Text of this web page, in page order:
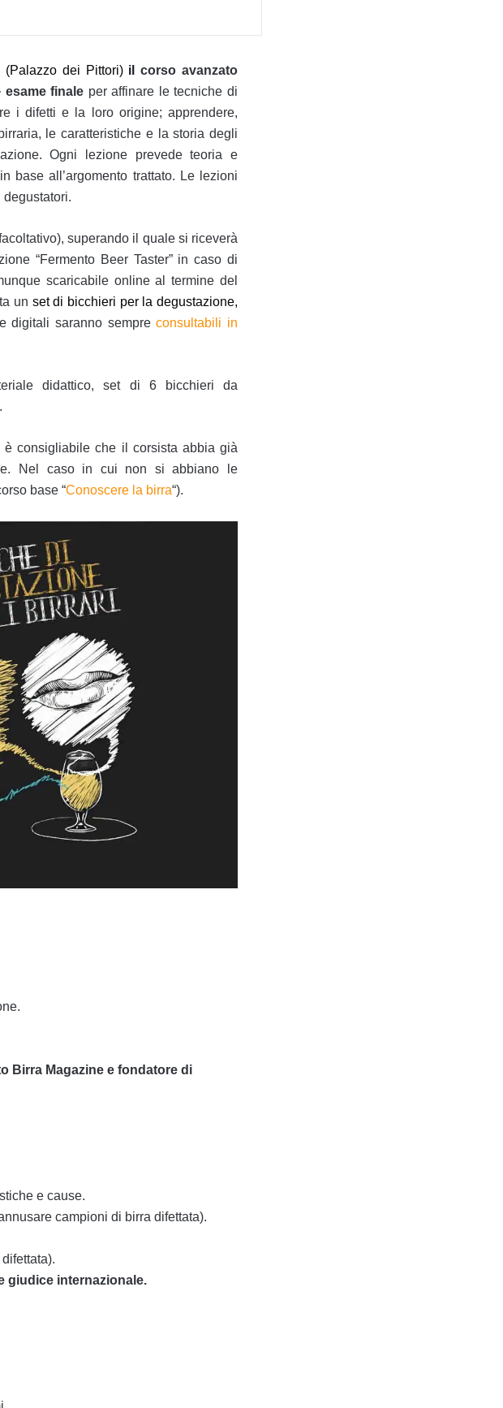
dei Pittori)ilcorso avanzato
esame finale per affinare le tecniche di
i difetti e la loro origine; apprendere,
le caratteristiche e la storia degli
Ogni lezione prevede teoria e
base all’argomento trattato. Le lezioni
superando il quale si riceverà
“Fermento Beer Taster” in caso di
scaricabile online al termine del
un set di bicchieri per la degustazione,
digitali saranno sempreconsultabili in
didattico, set di 6 bicchieri da
è consigliabile che il corsista abbia già
Nel caso in cui non si abbiano le
base “Conoscere la birra“).
Birra Magazine e fondatore di
e cause.
campioni di birra difettata).
giudice internazionale.